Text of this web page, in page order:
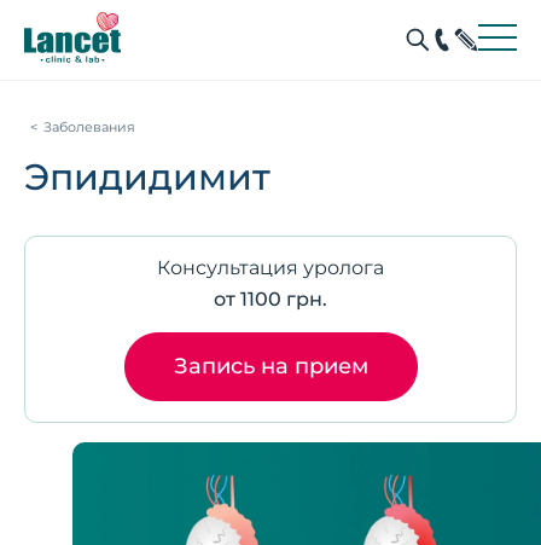
Заболевания
Эпидидимит
Консультация уролога
от 1100 грн.
Запись на прием